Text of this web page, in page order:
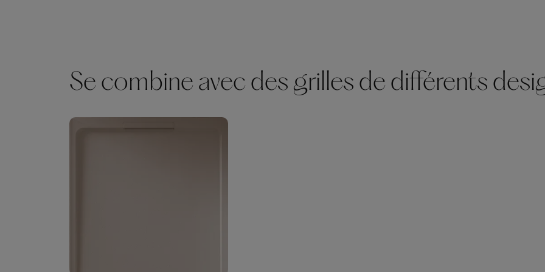
Se combine avec des grilles de différents